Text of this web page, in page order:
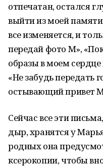
отпечатан, остался
выйти из моей
все изменяется, и
передай фото М»,
образы в моем сердце
«Не забудь передать
остывающий привет
Сейчас все эти
дыр, хранятся у
родных она
ксерокопии, чтобы